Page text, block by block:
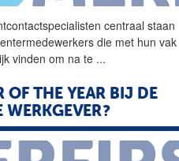
centraal staan
die met hun vak
vinden om na te ...
OF THE YEAR BIJ DE
WERKGEVER?